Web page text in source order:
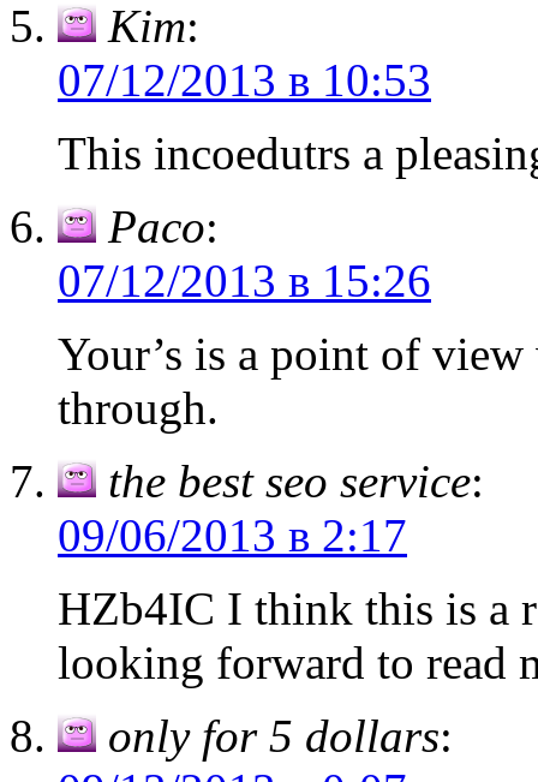
Kim:
07/12/2013 в 10:53
This incoedutrs a
Paco:
07/12/2013 в 15:26
Your’s is a point of
through.
the best seo service:
09/06/2013 в 2:17
HZb4IC I think this is a
looking forward to read
only for 5 dollars: